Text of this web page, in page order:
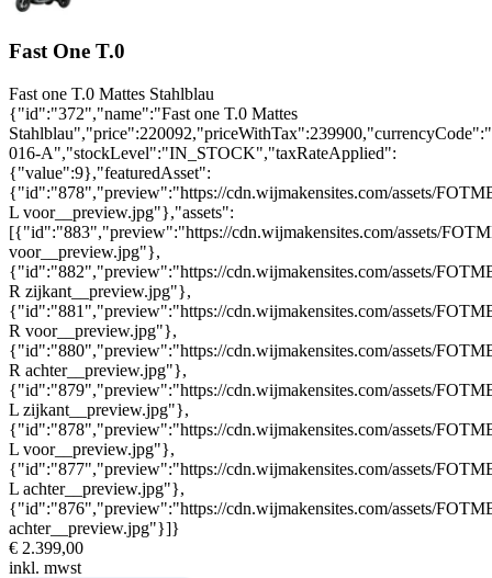
Fast One T.0
Fast one T.0 Mattes Stahlblau
{"id":"372","name":"Fast one T.0 Mattes
016-A","stockLevel":"IN_STOCK","taxRateApplied":
{"value":9},"featuredAsset":
{"id":"878","preview":"https://cdn.wijmakensites.com/assets/
L voor__preview.jpg"},"assets":
[{"id":"883","preview":"https://cdn.wijmakensites.com/assets/
voor__preview.jpg"},
{"id":"882","preview":"https://cdn.wijmakensites.com/assets/
R zijkant__preview.jpg"},
{"id":"881","preview":"https://cdn.wijmakensites.com/assets/
R voor__preview.jpg"},
{"id":"880","preview":"https://cdn.wijmakensites.com/assets/
R achter__preview.jpg"},
{"id":"879","preview":"https://cdn.wijmakensites.com/assets/
L zijkant__preview.jpg"},
{"id":"878","preview":"https://cdn.wijmakensites.com/assets/
L voor__preview.jpg"},
{"id":"877","preview":"https://cdn.wijmakensites.com/assets/
L achter__preview.jpg"},
{"id":"876","preview":"https://cdn.wijmakensites.com/assets/
achter__preview.jpg"}]}
€ 2.399,00
inkl. mwst